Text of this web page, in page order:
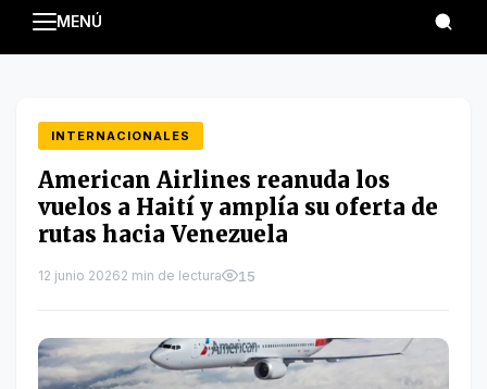
MENÚ
INTERNACIONALES
American Airlines reanuda los
vuelos a Haití y amplía su oferta de
rutas hacia Venezuela
12 junio 20262 min de lectura 15